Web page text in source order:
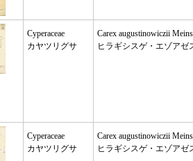
Cyperaceae
カヤツリグサ
Carex augustinowiczii
ヒラギシスゲ・エゾアゼ
Cyperaceae
カヤツリグサ
Carex augustinowiczii
ヒラギシスゲ・エゾアゼ